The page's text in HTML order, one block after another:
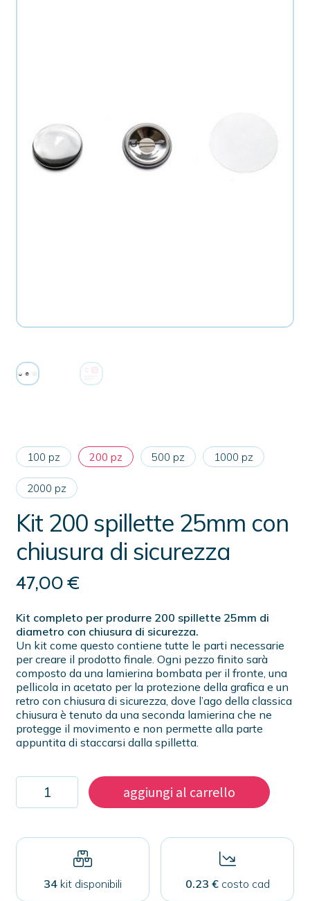
100 pz 200 pz 500 pz 1000 pz
2000 pz
Kit 200 spillette 25mm con
chiusura di sicurezza
47,00€
Kit completo per produrre 200 spillette 25mm di
diametro con chiusura di sicurezza.
Un kit come questo contiene tutte le parti necessarie
per creare il prodotto finale. Ogni pezzo finito sarà
composto da una lamierina bombata per il fronte, una
pellicola in acetato per la protezione della grafica e un
retro con chiusura di sicurezza, dove l’ago della classica
chiusura è tenuto da una seconda lamierina che ne
protegge il movimento e non permette alla parte
appuntita di staccarsi dalla spilletta.
Kit
spillette
con
sicurezza
quantità
aggiungi al carrello
34kit disponibili 0.23 €costo cad